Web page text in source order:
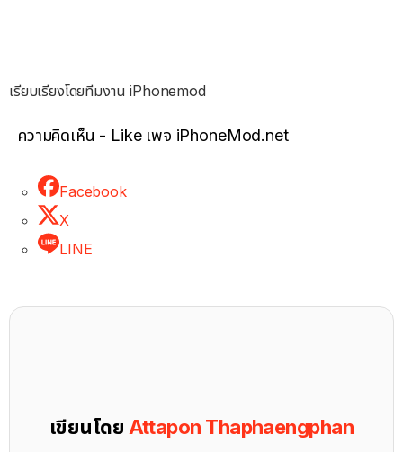
เรียบเรียงโดยทีมงาน iPhonemod
ความคิดเห็น - Like เพจ iPhoneMod.net
Facebook
X
LINE
เขียนโดย Attapon Thaphaengphan